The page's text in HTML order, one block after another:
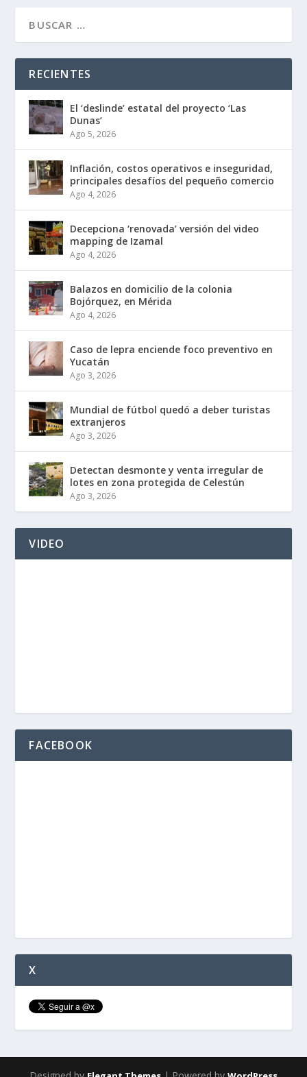
RECIENTES
El ‘deslinde’ estatal del proyecto ‘Las
Dunas’
Ago 5, 2026
Inflación, costos operativos e inseguridad,
principales desafíos del pequeño comercio
Ago 4, 2026
Decepciona ‘renovada’ versión del video
mapping de Izamal
Ago 4, 2026
Balazos en domicilio de la colonia
Bojórquez, en Mérida
Ago 4, 2026
Caso de lepra enciende foco preventivo en
Yucatán
Ago 3, 2026
Mundial de fútbol quedó a deber turistas
extranjeros
Ago 3, 2026
Detectan desmonte y venta irregular de
lotes en zona protegida de Celestún
Ago 3, 2026
VIDEO
FACEBOOK
X